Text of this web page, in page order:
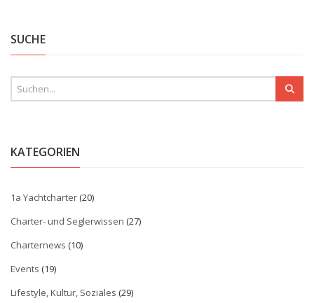
SUCHE
KATEGORIEN
1a Yachtcharter(20)
Charter- und Seglerwissen (27)
Charternews (10)
Events (19)
Lifestyle, Kultur, Soziales (29)